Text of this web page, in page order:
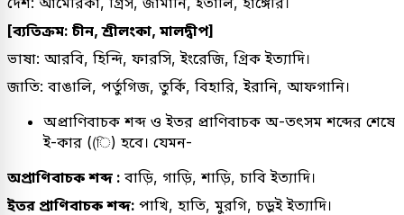
[ব্যতিক্রম: চীন, শ্রীলংকা, মালদ্বীপ]
ভাষা: আরবি, হিন্দি, ফারসি, ইংরেজি, গ্রিক ইত্যাদি।
জাতি: বাঙালি, পর্তুগিজ, তুর্কি, বিহারি, ইরানি, আফগানি।
অপ্রাণিবাচক শব্দ ও ইতর প্রাণিবাচক অ-তৎসম শব্দের শেষে
ই-কার ((ি) হবে। যেমন-
অপ্রাণিবাচক শব্দ : বাড়ি, গাড়ি, শাড়ি, চাবি ইত্যাদি।
ইতর প্রাণিবাচক শব্দ: পাখি, হাতি, মুরগি, চড়ুই ইত্যাদি।